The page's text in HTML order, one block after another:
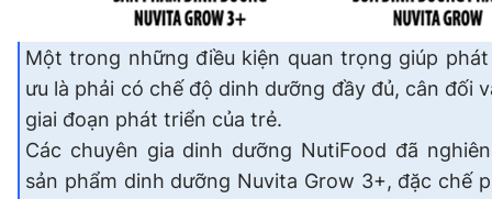
Một trong những điều kiện quan trọng giúp
ưu là phải có chế độ dinh dưỡng đầy đủ, cân đối
giai đoạn phát triển của trẻ.
Các chuyên gia dinh dưỡng NutiFood đã
sản phẩm dinh dưỡng Nuvita Grow 3+, đặc chế